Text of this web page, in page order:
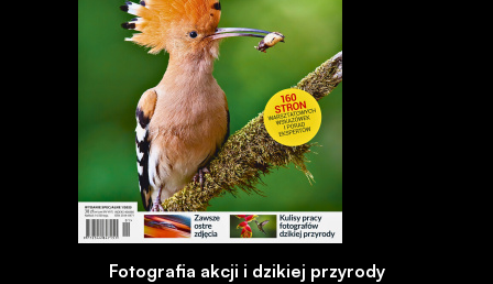
Fotografia akcji i dzikiej przyrody